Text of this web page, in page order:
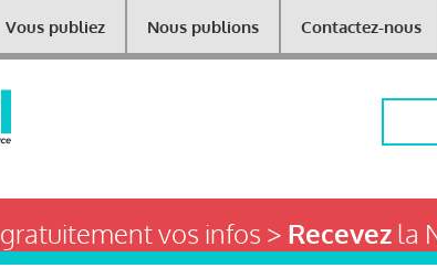
Vous publiez Nous publions Contactez-nous
gratuitement vos infos > Recevezla